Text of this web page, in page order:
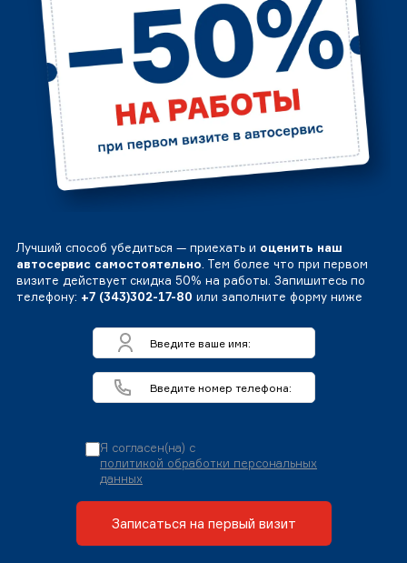
Лучший способ убедиться — приехать и оценить наш
автосервис самостоятельно. Тем более что при первом
визите действует скидка 50% на работы. Запишитесь по
телефону: +7 (343)302-17-80 или заполните форму ниже
Я согласен(на) с
политикой обработки персональных
данных
Записаться на первый визит